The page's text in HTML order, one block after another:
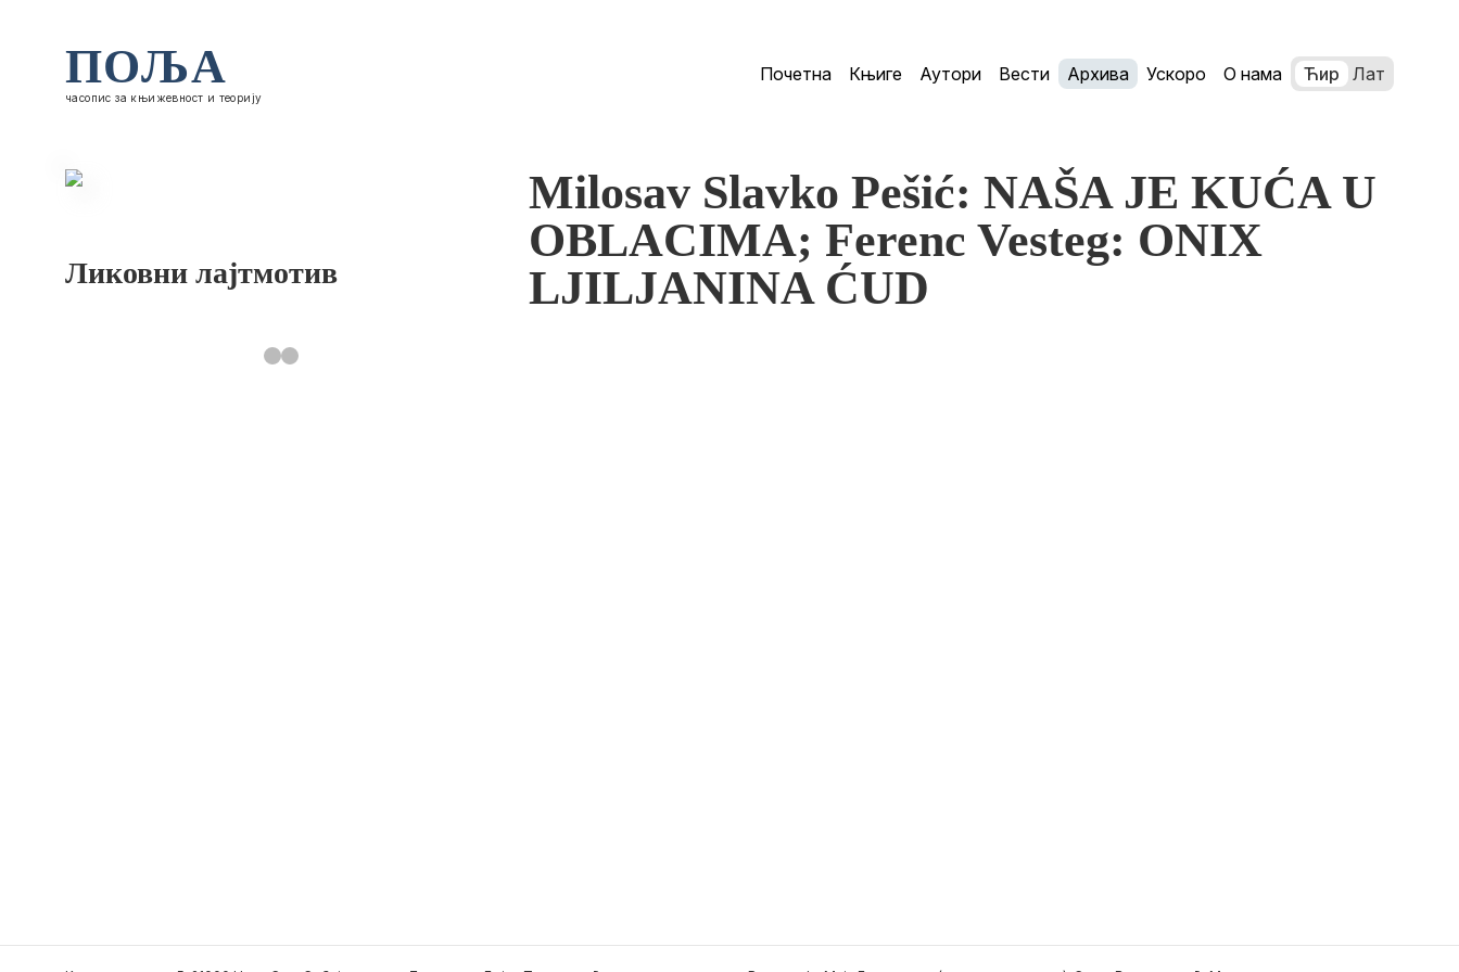
ПОЉА
часопис за књижевност и теорију
Почетна Књиге Аутори Вести Архива Ускоро О нама Ћир Лат
Ликовни лајтмотив
Milosav Slavko Pešić: NAŠA JE KUĆA U
OBLACIMA; Ferenc Vesteg: ONIX
LJILJANINA ĆUD